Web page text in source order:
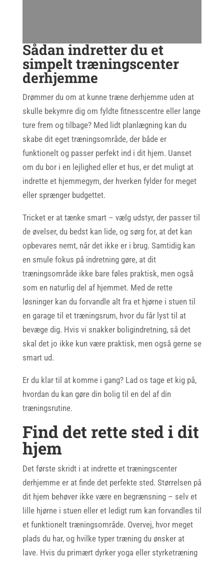
Sådan indretter du et
simpelt træningscenter
derhjemme
Drømmer du om at kunne træne derhjemme uden at
skulle bekymre dig om fyldte fitnesscentre eller lange
ture frem og tilbage? Med lidt planlægning kan du
skabe dit eget træningsområde, der både er
funktionelt og passer perfekt ind i dit hjem. Uanset
om du bor i en lejlighed eller et hus, er det muligt at
indrette et hjemmegym, der hverken fylder for meget
eller sprænger budgettet.
Tricket er at tænke smart – vælg udstyr, der passer til
de øvelser, du bedst kan lide, og sørg for, at det kan
opbevares nemt, når det ikke er i brug. Samtidig kan
en smule fokus på indretning gøre, at dit
træningsområde ikke bare føles praktisk, men også
som en naturlig del af hjemmet. Med de rette
løsninger kan du forvandle alt fra et hjørne i stuen til
en garage til et træningsrum, hvor du får lyst til at
bevæge dig. Hvis vi snakker boligindretning, så det
skal det jo ikke kun være praktisk, men også gerne se
smart ud.
Er du klar til at komme i gang? Lad os tage et kig på,
hvordan du kan gøre din bolig til en del af din
træningsrutine.
Find det rette sted i dit
hjem
Det første skridt i at indrette et træningscenter
derhjemme er at finde det perfekte sted. Størrelsen på
dit hjem behøver ikke være en begrænsning – selv et
lille hjørne i stuen eller et ledigt rum kan forvandles til
et funktionelt træningsområde. Overvej, hvor meget
plads du har, og hvilke typer træning du ønsker at
lave. Hvis du primært dyrker yoga eller styrketræning